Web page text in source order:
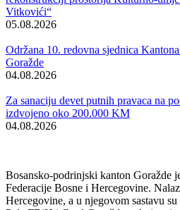
Održana 50. redovna sjednica
06.08.2026